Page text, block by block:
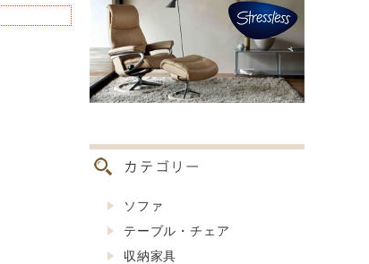
ソファ
テーブル・チェア
収納家具